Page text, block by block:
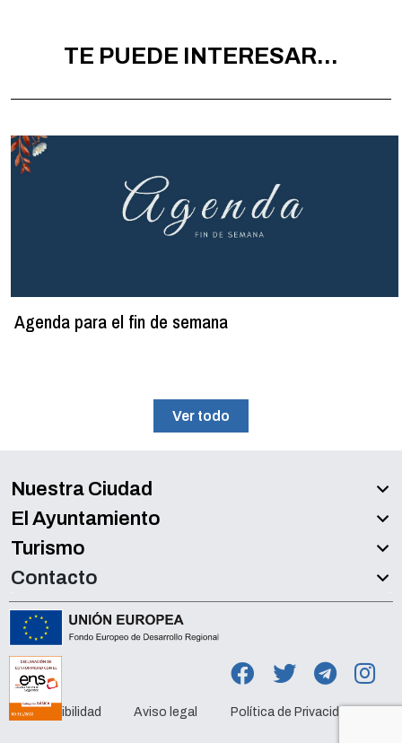
TE PUEDE INTERESAR...
Agenda para el fin de semana
Ver todo
Nuestra Ciudad
El Ayuntamiento
Turismo
Contacto
Accesibilidad Aviso legal Política de Privacidad